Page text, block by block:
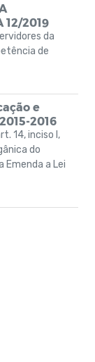
12/2019
da
de
e
2016
14, inciso I,
do
Emenda a Lei